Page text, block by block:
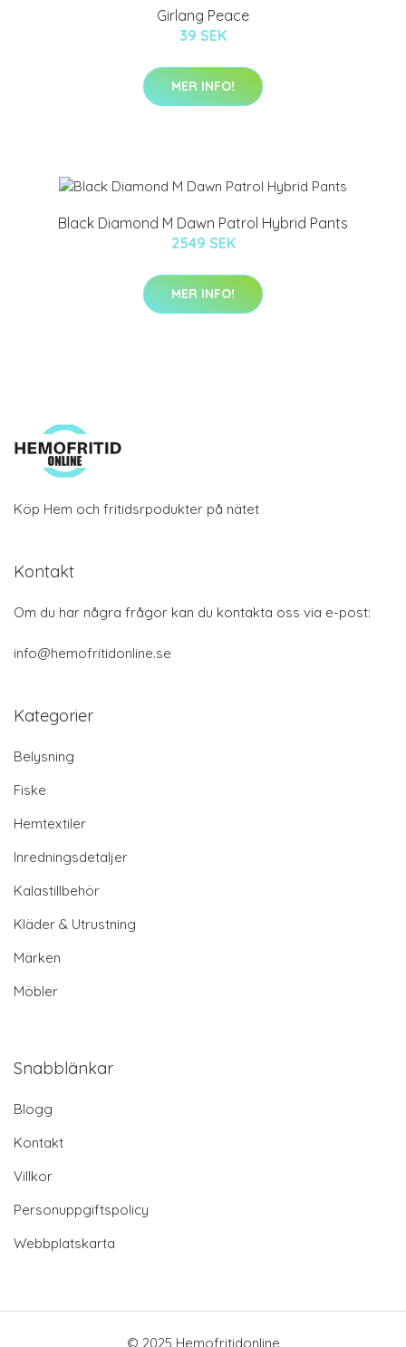
Girlang Peace
39 SEK
MER INFO!
Black Diamond M Dawn Patrol Hybrid Pants
2549 SEK
MER INFO!
Köp Hem och fritidsrpodukter på nätet
Kontakt
Om du har några frågor kan du kontakta oss via e-post:
info@hemofritidonline.se
Kategorier
Belysning
Fiske
Hemtextiler
Inredningsdetaljer
Kalastillbehör
Kläder & Utrustning
Märken
Möbler
Snabblänkar
Blogg
Kontakt
Villkor
Personuppgiftspolicy
Webbplatskarta
© 2025 Hemofritidonline